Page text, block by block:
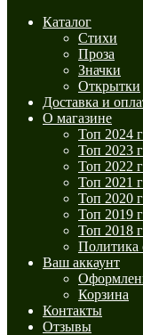
Каталог
Стихи
Проза
Значки
Открытки
Доставка и
О магазине
Топ 2024
Топ 2023
Топ 2022
Топ 2021
Топ 2020
Топ 2019
Топ 2018
Политика
Ваш аккаунт
Корзина
Контакты
Отзывы